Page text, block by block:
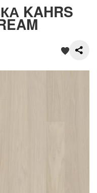
KAHRS